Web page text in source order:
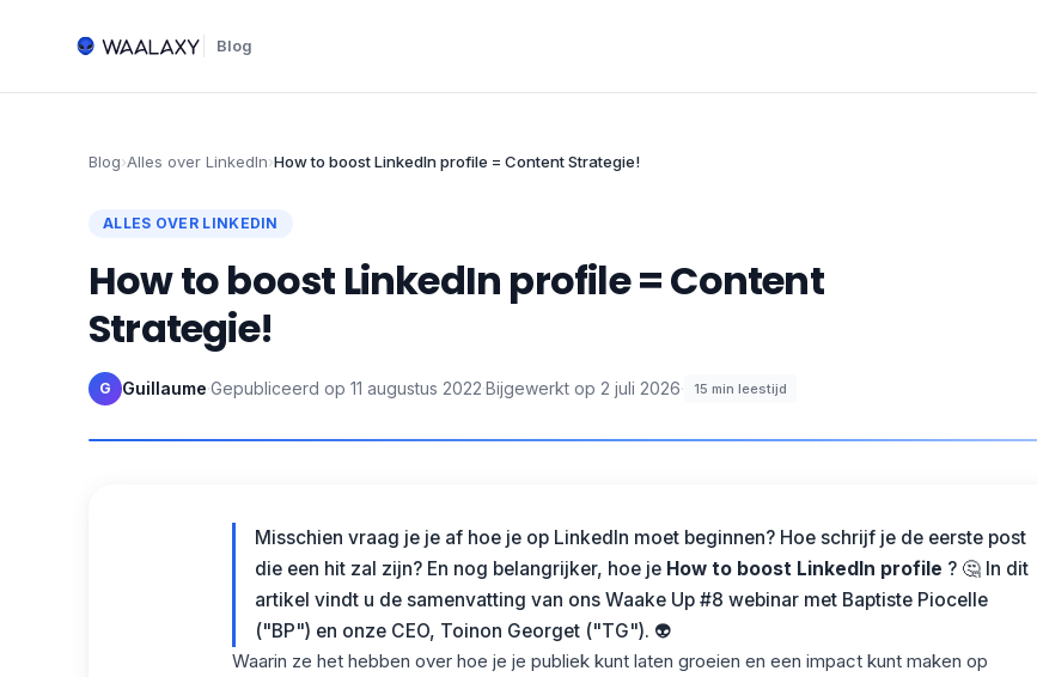
Blog
Blog›Alles over LinkedIn›How to boost LinkedIn profile = Content Strategie!
ALLES OVER LINKEDIN
How to boost LinkedIn profile = Content
Strategie!
G Guillaume·Gepubliceerd op 11 augustus 2022·Bijgewerkt op 2 juli 2026· 15 min leestijd
Misschien vraag je je af hoe je op LinkedIn moet beginnen? Hoe schrijf je de eerste post
die een hit zal zijn? En nog belangrijker, hoe je How to boost LinkedIn profile ? 🤔 In dit
artikel vindt u de samenvatting van ons Waake Up #8 webinar met Baptiste Piocelle
("BP") en onze CEO, Toinon Georget ("TG"). 👽
Waarin ze het hebben over hoe je je publiekkunt laten groeien en een impact kunt maken op